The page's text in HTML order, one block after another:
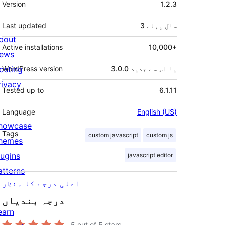
Version 1.2.3
Last updated 3 سال پہلے
Active installations 10,000+
WordPress version 3.0.0 یا اس سے جدید
Tested up to 6.1.11
Language English (US)
Tags custom javascript custom js
javascript editor
اعلی درجے کا منظر
درجہ بندیاں